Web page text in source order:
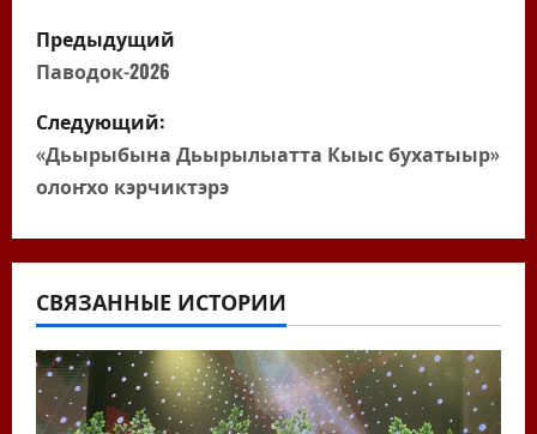
Н
а
в
и
г
а
ц
и
Предыдущий
Паводок-2026
Следующий:
«Дьырыбына Дьырылыатта Кыыс бухатыыр»
олоҥхо кэрчиктэрэ
СВЯЗАННЫЕ ИСТОРИИ